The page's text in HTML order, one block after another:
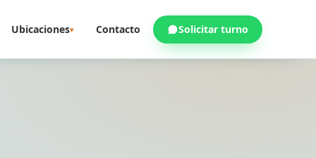
Ubicaciones▾ Contacto Solicitar turno